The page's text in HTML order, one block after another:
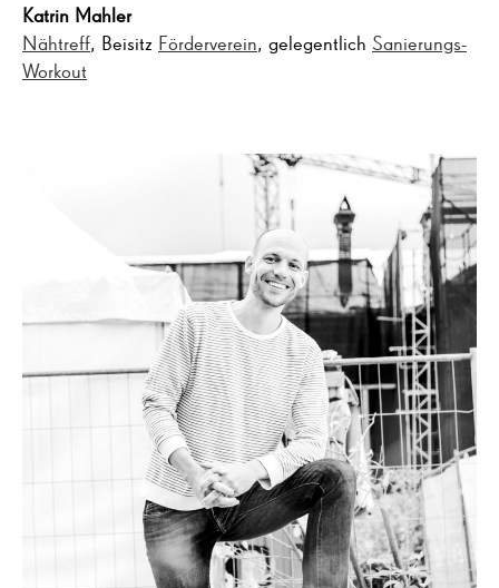
Katrin Mahler
Nähtreff, Beisitz Förderverein, gelegentlich Sanierungs-
Workout